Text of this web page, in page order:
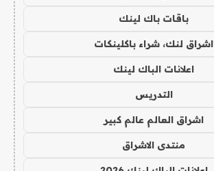
باقات باك لينك
اشراق لنك، شراء باكلينكات
اعلانات الباك لينك
التدريس
اشراق العالم عالم كبير
منتدى الاشراق